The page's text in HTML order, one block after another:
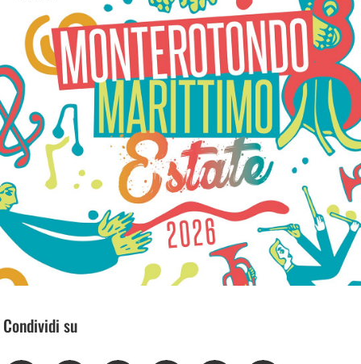
Condividi su